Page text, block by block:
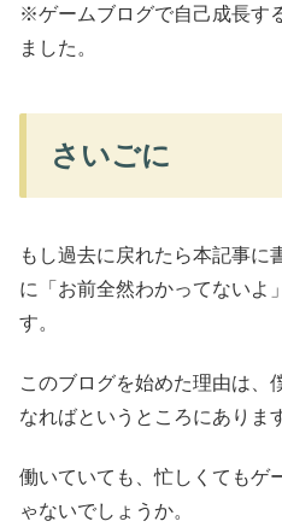
※ゲームブログで自己成長す
ました。
さいごに
もし過去に戻れたら本記事に
に「お前全然わかってないよ
す。
このブログを始めた理由は、
なればというところにありま
働いていても、忙しくてもゲ
ゃないでしょうか。